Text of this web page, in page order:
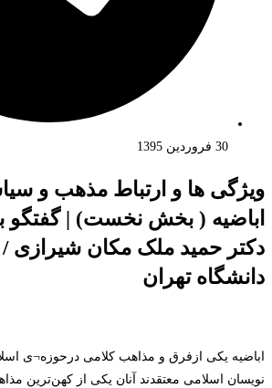
30 فروردین 1395
ویژگی ها و ارتباط مذهب و
اباضیه ( بخش نخست) | گفتگو
دکتر حمید ملک مکان شیرازی /
دانشگاه تهران
اباضیه یکی ازفرق و مذاهب کلامی درحوزه¬ی
نویسان اسلامی معتقدند آنان یکی از کهن‌ترین